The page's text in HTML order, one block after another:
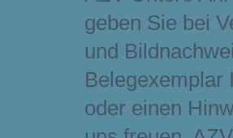
geben Sie bei
und
Belegexemplar
oder einen